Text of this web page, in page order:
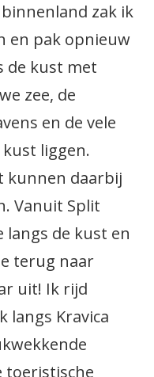
zak ik
en pak opnieuw
de kust met
zee, de
en de vele
liggen.
kunnen daarbij
Vanuit Split
de kust en
terug naar
uit! Ik rijd
langs Kravica
toeristische